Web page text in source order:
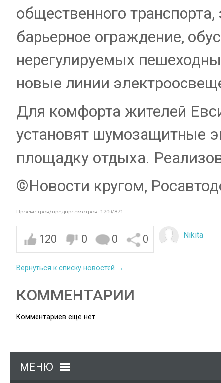
общественного
барьерное ограждение,
нерегулируемых
новые линии
Для комфорта жителей
установят шумозащитные
площадку отдыха.
©Новости кругом,
Просмотров/предпросмотров: 1200/871
120 0 0 0 Nikita
Вернуться к списку новостей →
КОММЕНТАРИИ
Комментариев еще нет
МЕНЮ